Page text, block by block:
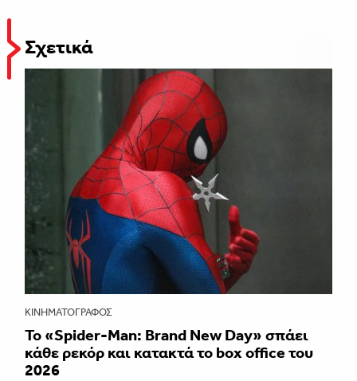
Σχετικά
ΚΙΝΗΜΑΤΟΓΡΆΦΟΣ
Το «Spider-Man: Brand New Day» σπάει
κάθε ρεκόρ και κατακτά το box office του
2026